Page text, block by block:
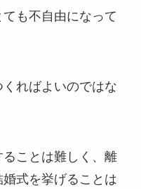
も不自由になって
ればよいのではな
ことは難しく、離
式を挙げることは